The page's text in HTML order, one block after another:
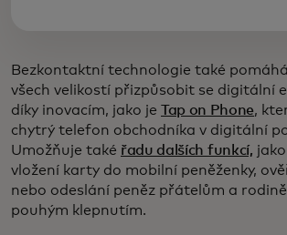
Bezkontaktní technologie také
všech velikostí přizpůsobit se digitální
díky inovacím, jako je Tap on Phone,
chytrý telefon obchodníka v digitální
Umožňuje také řadu dalších funkcí,
vložení karty do mobilní peněženky,
nebo odeslání peněz přátelům a
pouhým klepnutím.